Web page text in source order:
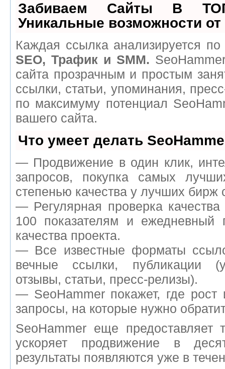
Забиваем Сайты В
Уникальные возможности от
Каждая ссылка анализируется
SEO, Трафик и SMM.
сайта прозрачным и простым
ссылки, статьи, упоминания,
по максимуму потенциал
вашего сайта.
Что умеет делать
— Продвижение в один клик,
запросов, покупка самых
степенью качества у лучших бирж
— Регулярная проверка
100 показателям и ежедневный
качества проекта.
— Все известные форматы
вечные ссылки, публикации
отзывы, статьи, пресс-релизы).
— SeoHammer покажет, где
запросы, на которые нужно
SeoHammer еще предоставляет
ускоряет продвижение в
результаты появляются уже в